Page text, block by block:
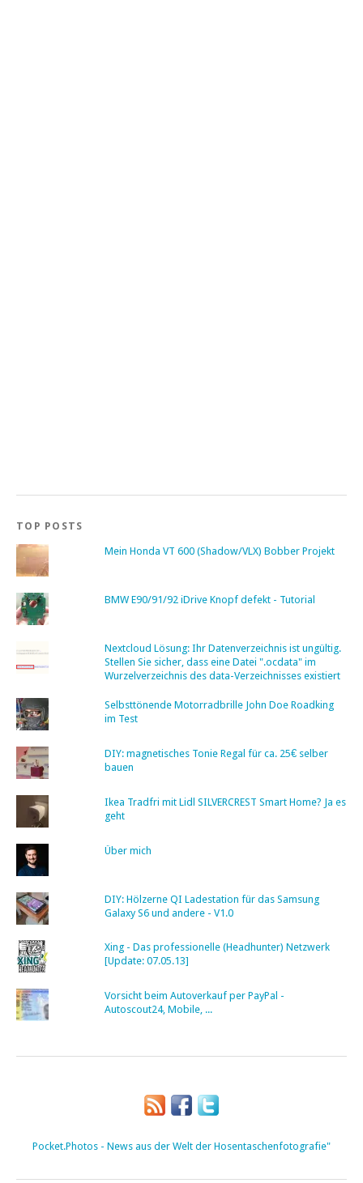
TOP POSTS
Mein Honda VT 600 (Shadow/VLX) Bobber Projekt
BMW E90/91/92 iDrive Knopf defekt - Tutorial
Nextcloud Lösung: Ihr Datenverzeichnis ist ungültig.
Stellen Sie sicher, dass eine Datei ".ocdata" im
Wurzelverzeichnis des data-Verzeichnisses existiert
Selbsttönende Motorradbrille John Doe Roadking
im Test
DIY: magnetisches Tonie Regal für ca. 25€ selber
bauen
Ikea Tradfri mit Lidl SILVERCREST Smart Home? Ja es
geht
Über mich
DIY: Hölzerne QI Ladestation für das Samsung
Galaxy S6 und andere - V1.0
Xing - Das professionelle (Headhunter) Netzwerk
[Update: 07.05.13]
Vorsicht beim Autoverkauf per PayPal -
Autoscout24, Mobile, ...
Pocket.Photos - News aus der Welt der Hosentaschenfotografie"